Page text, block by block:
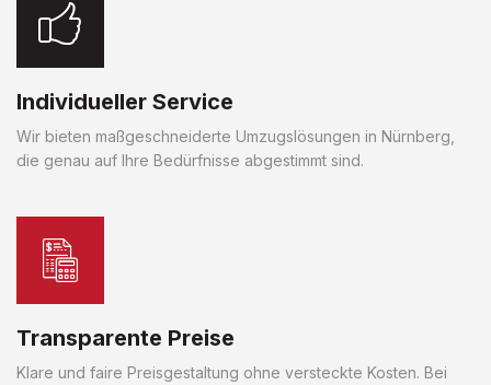
Individueller Service
Wir bieten maßgeschneiderte Umzugslösungen in Nürnberg,
die genau auf Ihre Bedürfnisse abgestimmt sind.
Transparente Preise
Klare und faire Preisgestaltung ohne versteckte Kosten. Bei